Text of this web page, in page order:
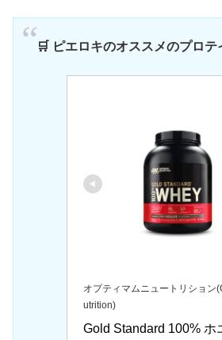
🛒 ピエロキのオススメのプロテ
オプティマムニュートリション
utrition)
Gold Standard 100% ホ